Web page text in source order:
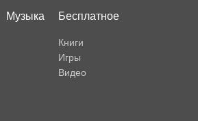
Музыка Бесплатное
Книги
Игры
Видео